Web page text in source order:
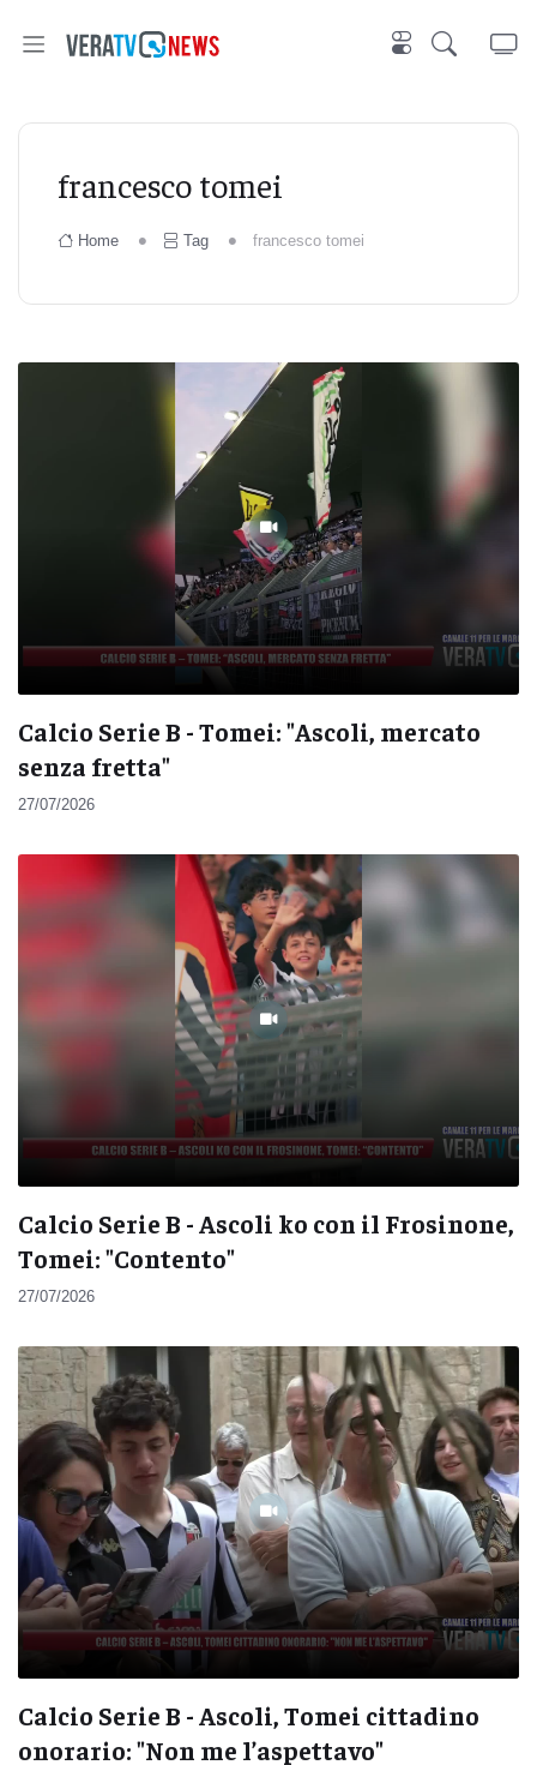
francesco tomei
Home Tag francesco tomei
Calcio Serie B - Tomei: "Ascoli, mercato
senza fretta"
27/07/2026
Calcio Serie B - Ascoli ko con il Frosinone,
Tomei: "Contento"
27/07/2026
Calcio Serie B - Ascoli, Tomei cittadino
onorario: "Non me l’aspettavo"